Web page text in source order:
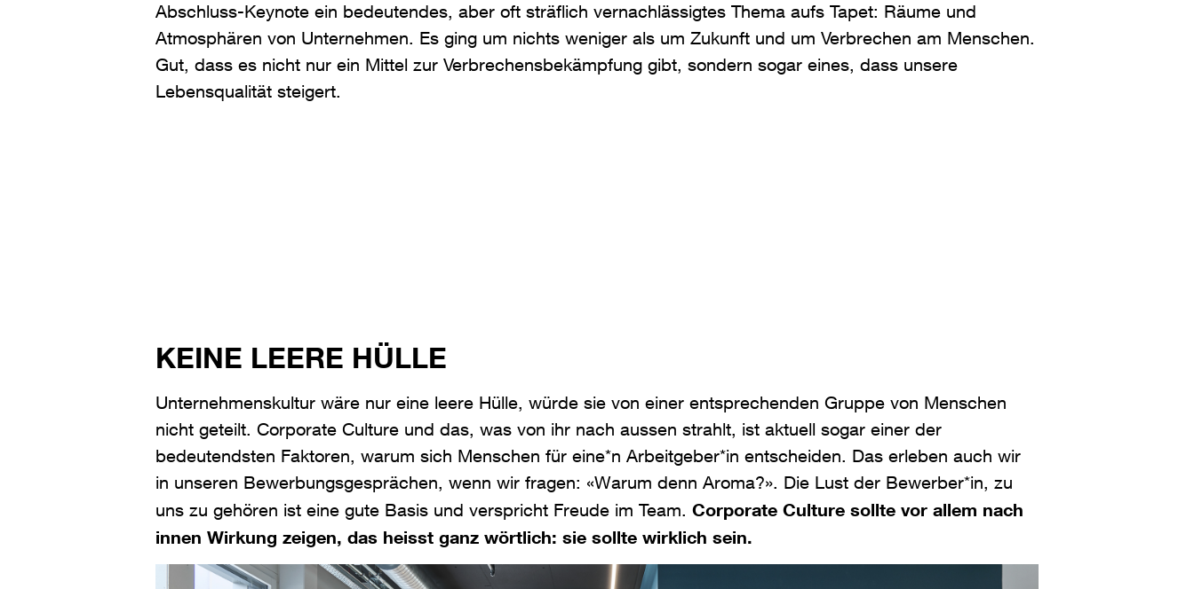
Abschluss-Keynote ein bedeutendes, aber oft sträflich vernachlässigtes Thema aufs Tapet: Räume und
Atmosphären von Unternehmen. Es ging um nichts weniger als um Zukunft und um Verbrechen am Menschen.
Gut, dass es nicht nur ein Mittel zur Verbrechensbekämpfung gibt, sondern sogar eines, dass unsere
Lebensqualität steigert.
KEINE LEERE HÜLLE
Unternehmenskultur wäre nur eine leere Hülle, würde sie von einer entsprechenden Gruppe von Menschen
nicht geteilt. Corporate Culture und das, was von ihr nach aussen strahlt, ist aktuell sogar einer der
bedeutendsten Faktoren, warum sich Menschen für eine*n Arbeitgeber*in entscheiden. Das erleben auch wir
in unseren Bewerbungsgesprächen, wenn wir fragen: «Warum denn Aroma?». Die Lust der Bewerber*in, zu
uns zu gehören ist eine gute Basis und verspricht Freude im Team. Corporate Culture sollte vor allem nach
innen Wirkung zeigen, das heisst ganz wörtlich: sie sollte wirklich sein.